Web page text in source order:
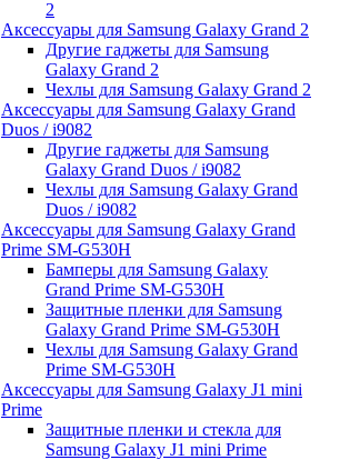
2
Аксессуары для Samsung Galaxy Grand 2
Другие гаджеты для Samsung
Galaxy Grand 2
Чехлы для Samsung Galaxy Grand 2
Аксессуары для Samsung Galaxy Grand
Duos / i9082
Другие гаджеты для Samsung
Galaxy Grand Duos / i9082
Чехлы для Samsung Galaxy Grand
Duos / i9082
Аксессуары для Samsung Galaxy Grand
Prime SM-G530H
Бамперы для Samsung Galaxy
Grand Prime SM-G530H
Защитные пленки для Samsung
Galaxy Grand Prime SM-G530H
Чехлы для Samsung Galaxy Grand
Prime SM-G530H
Аксессуары для Samsung Galaxy J1 mini
Prime
Защитные пленки и стекла для
Samsung Galaxy J1 mini Prime